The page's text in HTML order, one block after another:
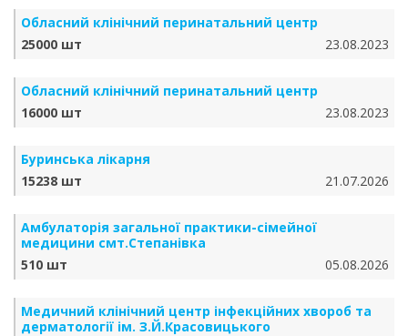
Обласний клінічний перинатальний центр
25000 шт
23.08.2023
Обласний клінічний перинатальний центр
16000 шт
23.08.2023
Буринська лікарня
15238 шт
21.07.2026
Амбулаторія загальної практики-сімейної
медицини смт.Степанівка
510 шт
05.08.2026
Медичний клінічний центр інфекційних хвороб та
дерматології ім. З.Й.Красовицького